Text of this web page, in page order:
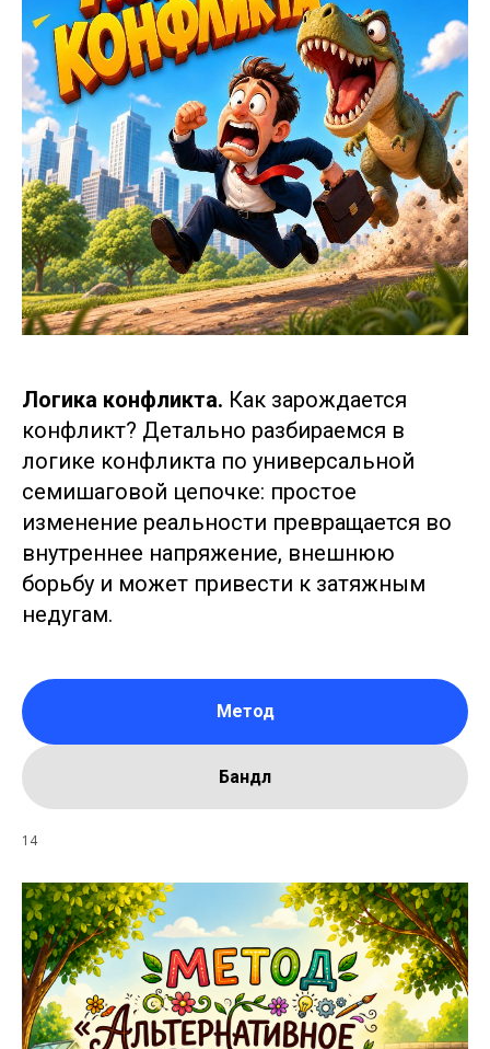
Логика конфликта. Как зарождается
конфликт? Детально разбираемся в
логике конфликта по универсальной
семишаговой цепочке: простое
изменение реальности превращается во
внутреннее напряжение, внешнюю
борьбу и может привести к затяжным
недугам.
Метод
Бандл
14